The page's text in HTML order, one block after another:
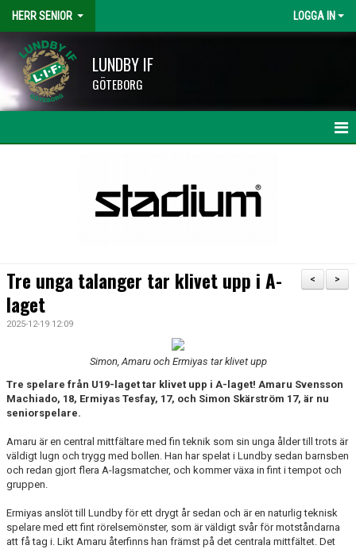
HERR SENIOR LOGGA IN
LUNDBY IF
GÖTEBORG
TRUPPEN
BILDGALLERI
KONTAKT
>
<
Tre unga talanger tar klivet upp i A-
laget
2025-12-19 12:09
Simon, Amaru och Ermiyas tar klivet upp
Tre spelare från U19-laget tar klivet upp i A-laget! Amaru Svensson
Machiado, 18, Ermiyas Tesfay, 17, och Simon Skärström 17, är nu
seniorspelare.
Amaru är en central mittfältare med fin teknik som sin unga ålder till trots är
väldigt lugn och trygg med bollen. Han har spelat i Lundby sedan barnsben
och redan gjort flera A-lagsmatcher, och kommer växa in fint i tempot och
gruppen.
Ermiyas anslöt till Lundby för ett drygt år sedan och är en naturlig teknisk
spelare med ett fint rörelsemönster, som är väldigt svår för motståndarna
att få tag i. Likt Amaru återfinns han främst på det centrala mittfältet. Det